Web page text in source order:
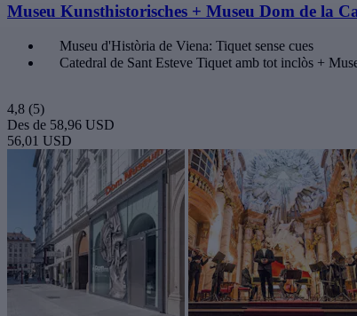
Museu Kunsthistorisches + Museu Dom de la
Museu d'Història de Viena: Tiquet sense cues
Catedral de Sant Esteve Tiquet amb tot inclòs +
4,8 (5)
Des de 58,96 USD
56,01 USD